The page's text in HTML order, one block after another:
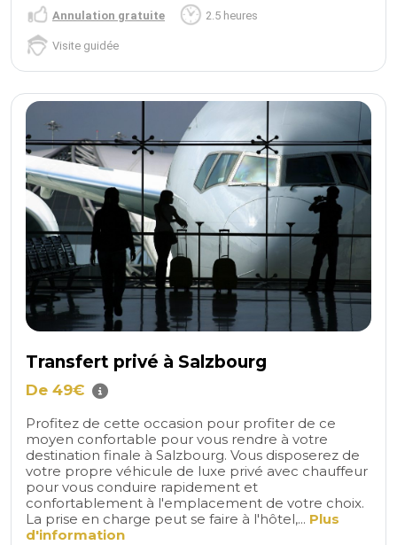
Annulation gratuite 2.5 heures
Visite guidée
Transfert privé à Salzbourg
De 49€
Profitez de cette occasion pour profiter de ce
moyen confortable pour vous rendre à votre
destination finale à Salzbourg. Vous disposerez de
votre propre véhicule de luxe privé avec chauffeur
pour vous conduire rapidement et
confortablement à l'emplacement de votre choix.
La prise en charge peut se faire à l'hôtel,... Plus
d'information